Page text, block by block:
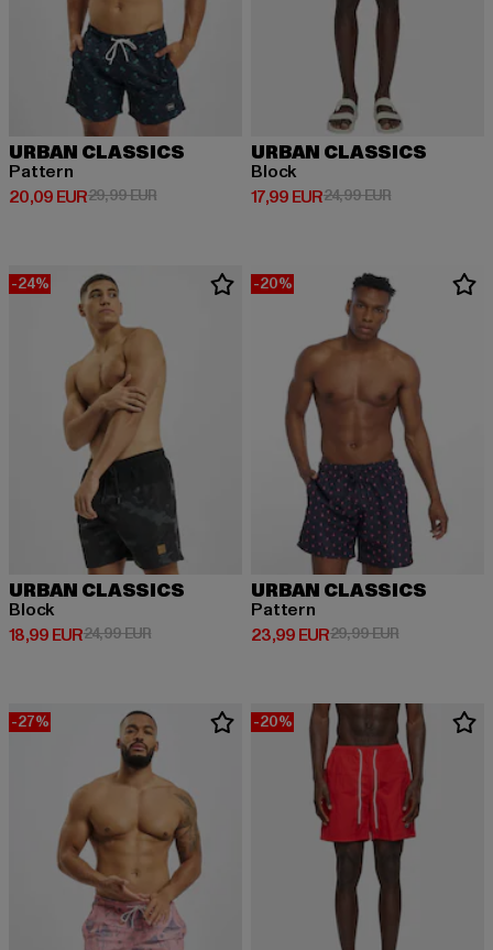
URBAN CLASSICS
Pattern
20,09 EUR
Derzeitiger Preis: 20,09 EUR
29,99 EURAktionspreis: 29,99 EUR
URBAN CLASSICS
Block
17,99 EUR
Derzeitiger Preis: 17,99 EUR
24,99 EURAktionspreis:
-24%
URBAN CLASSICS
Block
18,99 EUR
Derzeitiger Preis: 18,99 EUR
24,99 EURAktionspreis: 24,99 EUR
-20%
URBAN CLASSICS
Pattern
23,99 EUR
Derzeitiger Preis: 23,99 EUR
29,99 EURAktionspreis:
-27% -20%